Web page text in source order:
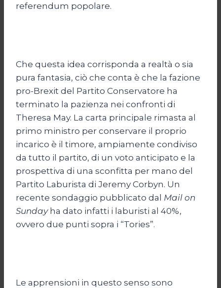
referendum popolare.
Che questa idea corrisponda a realtà o sia
pura fantasia, ciò che conta è che la fazione
pro-Brexit del Partito Conservatore ha
terminato la pazienza nei confronti di
Theresa May. La carta principale rimasta al
primo ministro per conservare il proprio
incarico è il timore, ampiamente condiviso
da tutto il partito, di un voto anticipato e la
prospettiva di una sconfitta per mano del
Partito Laburista di Jeremy Corbyn. Un
recente sondaggio pubblicato dal Mail on
Sundayha dato infatti i laburisti al 40%,
ovvero due punti sopra i “Tories”.
Le apprensioni in questo senso sono